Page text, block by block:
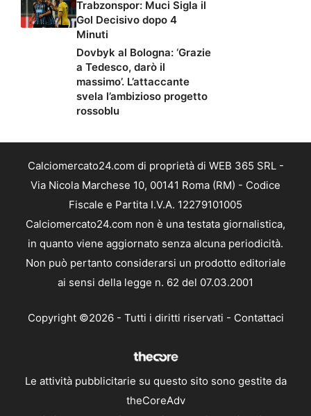
Trabzonspor: Muci Sigla il
Gol Decisivo dopo 4
Minuti
Dovbyk al Bologna: ‘Grazie
a Tedesco, darò il
massimo’. L’attaccante
svela l’ambizioso progetto
rossoblu
Calciomercato24.com di proprietà di WEB 365 SRL -
Via Nicola Marchese 10, 00141 Roma (RM) - Codice
Fiscale e Partita I.V.A. 12279101005
Calciomercato24.com non è una testata giornalistica,
in quanto viene aggiornato senza alcuna periodicità.
Non può pertanto considerarsi un prodotto editoriale
ai sensi della legge n. 62 del 07.03.2001
Copyright ©2026 - Tutti i diritti riservati - Contattaci
Le attività pubblicitarie su questo sito sono gestite da
theCoreAdv